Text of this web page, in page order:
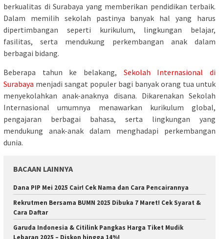
berkualitas di Surabaya yang memberikan pendidikan terbaik.
Dalam memilih sekolah pastinya banyak hal yang harus
dipertimbangan seperti kurikulum, lingkungan belajar,
fasilitas, serta mendukung perkembangan anak dalam
berbagai bidang.
Beberapa tahun ke belakang, Sekolah Internasional di
Surabaya menjadi sangat populer bagi banyak orang tua untuk
menyekolahkan anak-anaknya disana. Dikarenakan Sekolah
Internasional umumnya menawarkan kurikulum global,
pengajaran berbagai bahasa, serta lingkungan yang
mendukung anak-anak dalam menghadapi perkembangan
dunia.
BACAAN LAINNYA
Dana PIP Mei 2025 Cair! Cek Nama dan Cara Pencairannya
Rekrutmen Bersama BUMN 2025 Dibuka 7 Maret! Cek Syarat &
Cara Daftar
Garuda Indonesia & Citilink Pangkas Harga Tiket Mudik
Lebaran 2025 – Diskon hingga 14%!